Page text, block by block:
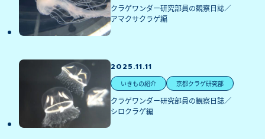
クラゲワンダー研究部員の観察日誌／
アマクサクラゲ編
2025.11.11
いきもの紹介 京都クラゲ研究部
クラゲワンダー研究部員の観察日誌／
シロクラゲ編